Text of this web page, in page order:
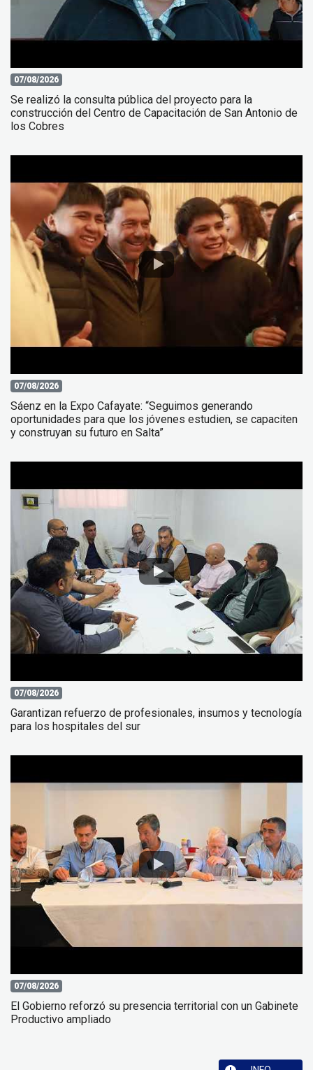
07/08/2026
Se realizó la consulta pública del proyecto para la
construcción del Centro de Capacitación de San Antonio de
los Cobres
07/08/2026
Sáenz en la Expo Cafayate: “Seguimos generando
oportunidades para que los jóvenes estudien, se capaciten
y construyan su futuro en Salta”
07/08/2026
Garantizan refuerzo de profesionales, insumos y tecnología
para los hospitales del sur
07/08/2026
El Gobierno reforzó su presencia territorial con un Gabinete
Productivo ampliado